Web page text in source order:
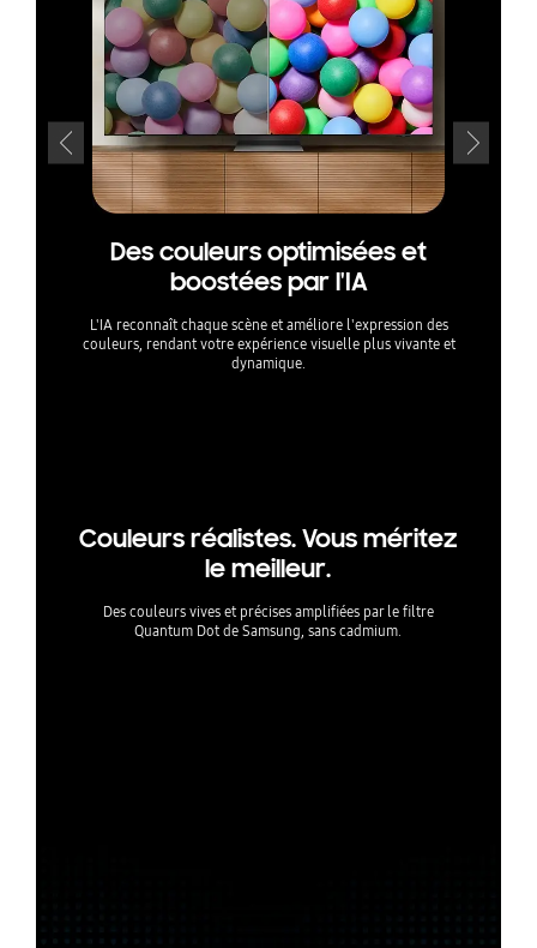
Des couleurs optimisées et
boostées par l'IA
L'IA reconnaît chaque scène et améliore l'expression des
couleurs, rendant votre expérience visuelle plus vivante et
dynamique.
Couleurs réalistes. Vous méritez
le meilleur.
Des couleurs vives et précises amplifiées par le filtre
Quantum Dot de Samsung, sans cadmium.